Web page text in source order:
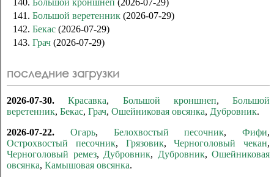
140. Большой кроншнеп (2026-07-29)
141. Большой веретенник (2026-07-29)
142. Бекас (2026-07-29)
143. Грач (2026-07-29)
последние загрузки
2026-07-30. Красавка, Большой кроншнеп, Большой
веретенник, Бекас, Грач, Ошейниковая овсянка, Дубровник.
2026-07-22.
Огарь, Белохвостый песочник, Фифи,
Острохвостый песочник, Грязовик,Черноголовый чекан,
Черноголовый ремез, Дубровник, Дубровник, Ошейниковая
овсянка, Камышовая овсянка.